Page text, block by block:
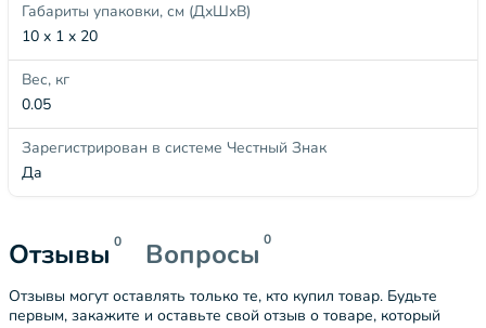
Габариты упаковки, см (ДхШхВ)
10 x 1 x 20
Вес, кг
0.05
Зарегистрирован в системе Честный Знак
Да
Отзывы 0 Вопросы 0
Отзывы могут оставлять только те, кто купил товар. Будьте
первым, закажите и оставьте свой отзыв о товаре, который